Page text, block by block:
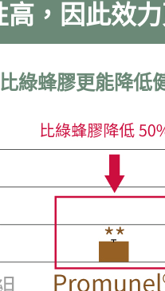
，因此效
綠蜂膠更能降低